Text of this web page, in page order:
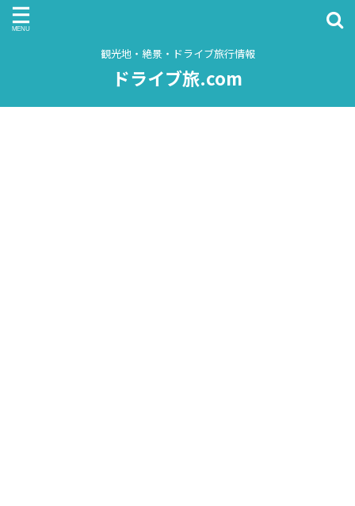
観光地・絶景・ドライブ旅行情報
ドライブ旅.com